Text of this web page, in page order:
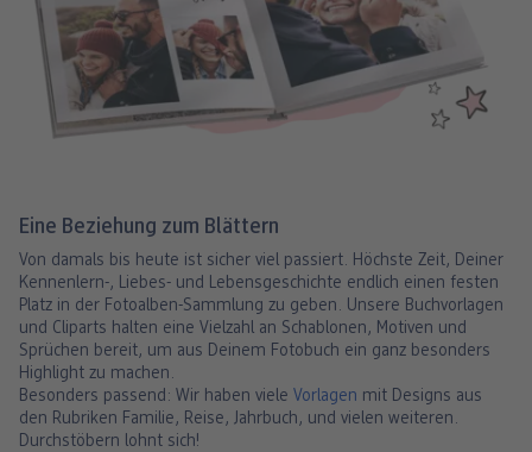
Eine Beziehung zum Blättern
Von damals bis heute ist sicher viel passiert. Höchste Zeit, Deiner
Kennenlern-, Liebes- und Lebensgeschichte endlich einen festen
Platz in der Fotoalben-Sammlung zu geben. Unsere Buchvorlagen
und Cliparts halten eine Vielzahl an Schablonen, Motiven und
Sprüchen bereit, um aus Deinem Fotobuch ein ganz besonders
Highlight zu machen.
Besonders passend: Wir haben viele Vorlagen mit Designs aus
den Rubriken Familie, Reise, Jahrbuch, und vielen weiteren.
Durchstöbern lohnt sich!